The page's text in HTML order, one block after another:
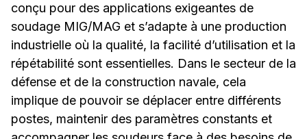
conçu pour des applications exigeantes de
soudage MIG/MAG et s’adapte à une production
industrielle où la qualité, la facilité d’utilisation et la
répétabilité sont essentielles. Dans le secteur de la
défense et de la construction navale, cela
implique de pouvoir se déplacer entre différents
postes, maintenir des paramètres constants et